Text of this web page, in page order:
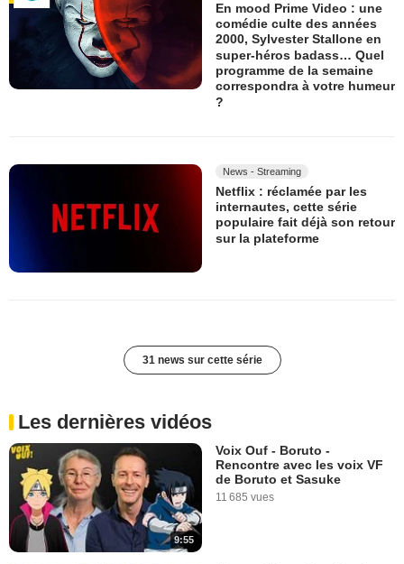
En mood Prime Video : une
comédie culte des années
2000, Sylvester Stallone en
super-héros badass… Quel
programme de la semaine
correspondra à votre humeur
?
News - Streaming
Netflix : réclamée par les
internautes, cette série
populaire fait déjà son retour
sur la plateforme
31 news sur cette série
Les dernières vidéos
9:55
Voix Ouf - Boruto -
Rencontre avec les voix VF
de Boruto et Sasuke
11 685 vues